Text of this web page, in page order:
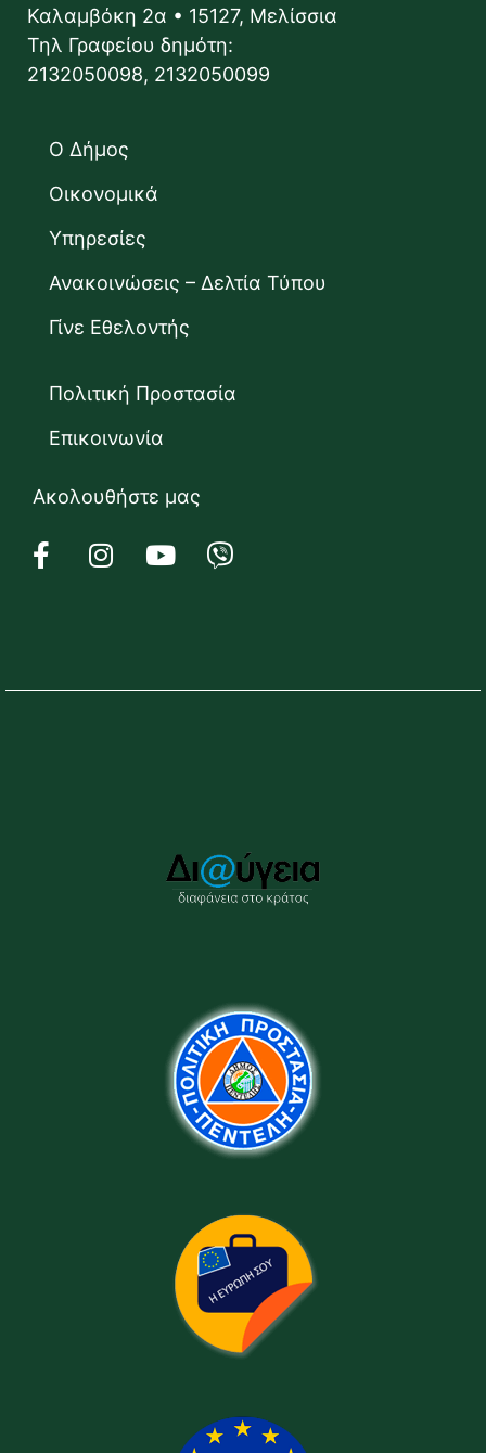
Καλαμβόκη 2α • 15127, Μελίσσια
Τηλ Γραφείου δημότη:
2132050098, 2132050099
Ο Δήμος
Οικονομικά
Υπηρεσίες
Ανακοινώσεις – Δελτία Τύπου
Γίνε Εθελοντής
Πολιτική Προστασία
Επικοινωνία
Ακολουθήστε μας